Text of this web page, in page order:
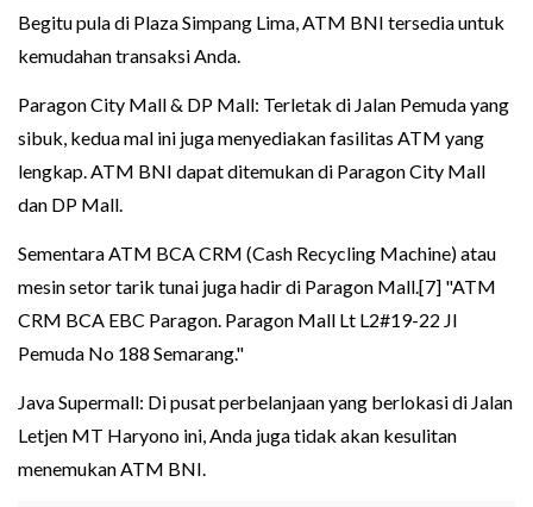
Begitu pula di Plaza Simpang Lima, ATM BNI tersedia untuk
kemudahan transaksi Anda.
Paragon City Mall & DP Mall: Terletak di Jalan Pemuda yang
sibuk, kedua mal ini juga menyediakan fasilitas ATM yang
lengkap. ATM BNI dapat ditemukan di Paragon City Mall
dan DP Mall.
Sementara ATM BCA CRM (Cash Recycling Machine) atau
mesin setor tarik tunai juga hadir di Paragon Mall.[7] "ATM
CRM BCA EBC Paragon. Paragon Mall Lt L2#19-22 Jl
Pemuda No 188 Semarang."
Java Supermall: Di pusat perbelanjaan yang berlokasi di Jalan
Letjen MT Haryono ini, Anda juga tidak akan kesulitan
menemukan ATM BNI.